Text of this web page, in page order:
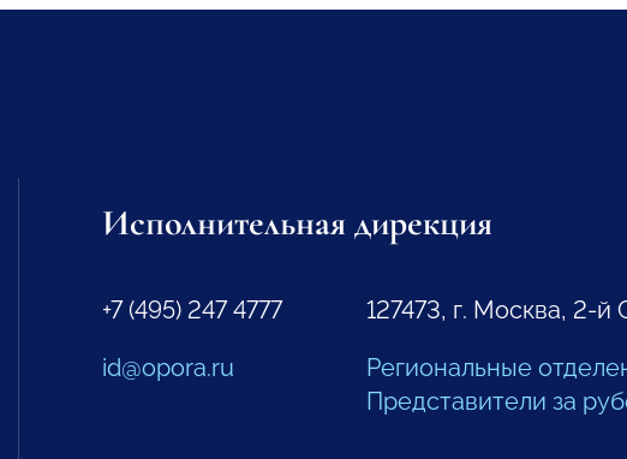
Исполнительная дирекция
+7 (495) 247 4777
id@opora.ru
127473, г. Москва, 2-й
Региональные
Представители за